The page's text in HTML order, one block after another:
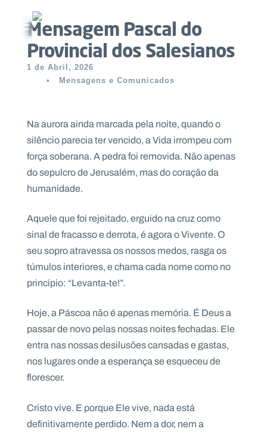
Abrir menu principal
1 de Abril, 2026
•
Mensagens e Comunicados
Mensagem Pascal do
Provincial dos Salesianos
Na aurora ainda marcada pela noite, quando o
silêncio parecia ter vencido, a Vida irrompeu com
força soberana. A pedra foi removida. Não apenas
do sepulcro de Jerusalém, mas do coração da
humanidade.
Aquele que foi rejeitado, erguido na cruz como
sinal de fracasso e derrota, é agora o Vivente. O
seu sopro atravessa os nossos medos, rasga os
túmulos interiores, e chama cada nome como no
princípio: “Levanta-te!”.
Hoje, a Páscoa não é apenas memória. É Deus a
passar de novo pelas nossas noites fechadas. Ele
entra nas nossas desilusões cansadas e gastas,
nos lugares onde a esperança se esqueceu de
florescer.
Cristo vive. E porque Ele vive, nada está
definitivamente perdido. Nem a dor, nem a
Pesquisar no site
Quem
somos
O
que
Recursos
Notícias
P
R
A
L
N
A
O
N
L